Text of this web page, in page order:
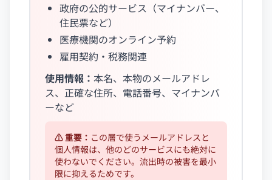
政府の公的サービス（マイナンバー、
住民票など）
医療機関のオンライン予約
雇用契約・税務関連
使用情報： 本名、本物のメールアドレ
ス、正確な住所、電話番号、マイナンバ
ーなど
⚠️ 重要： この層で使うメールアドレスと
個人情報は、他のどのサービスにも絶対に
使わないでください。流出時の被害を最小
限に抑えるためです。